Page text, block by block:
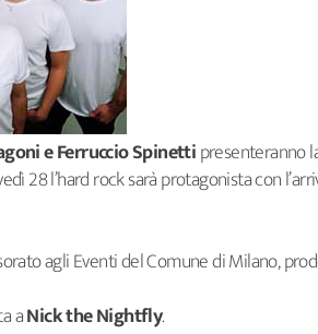
e Ferruccio Spinettipresenteranno
28 l’hard rock sarà protagonista con
agli Eventi del Comune di Milano,
aNick the Nightfly.